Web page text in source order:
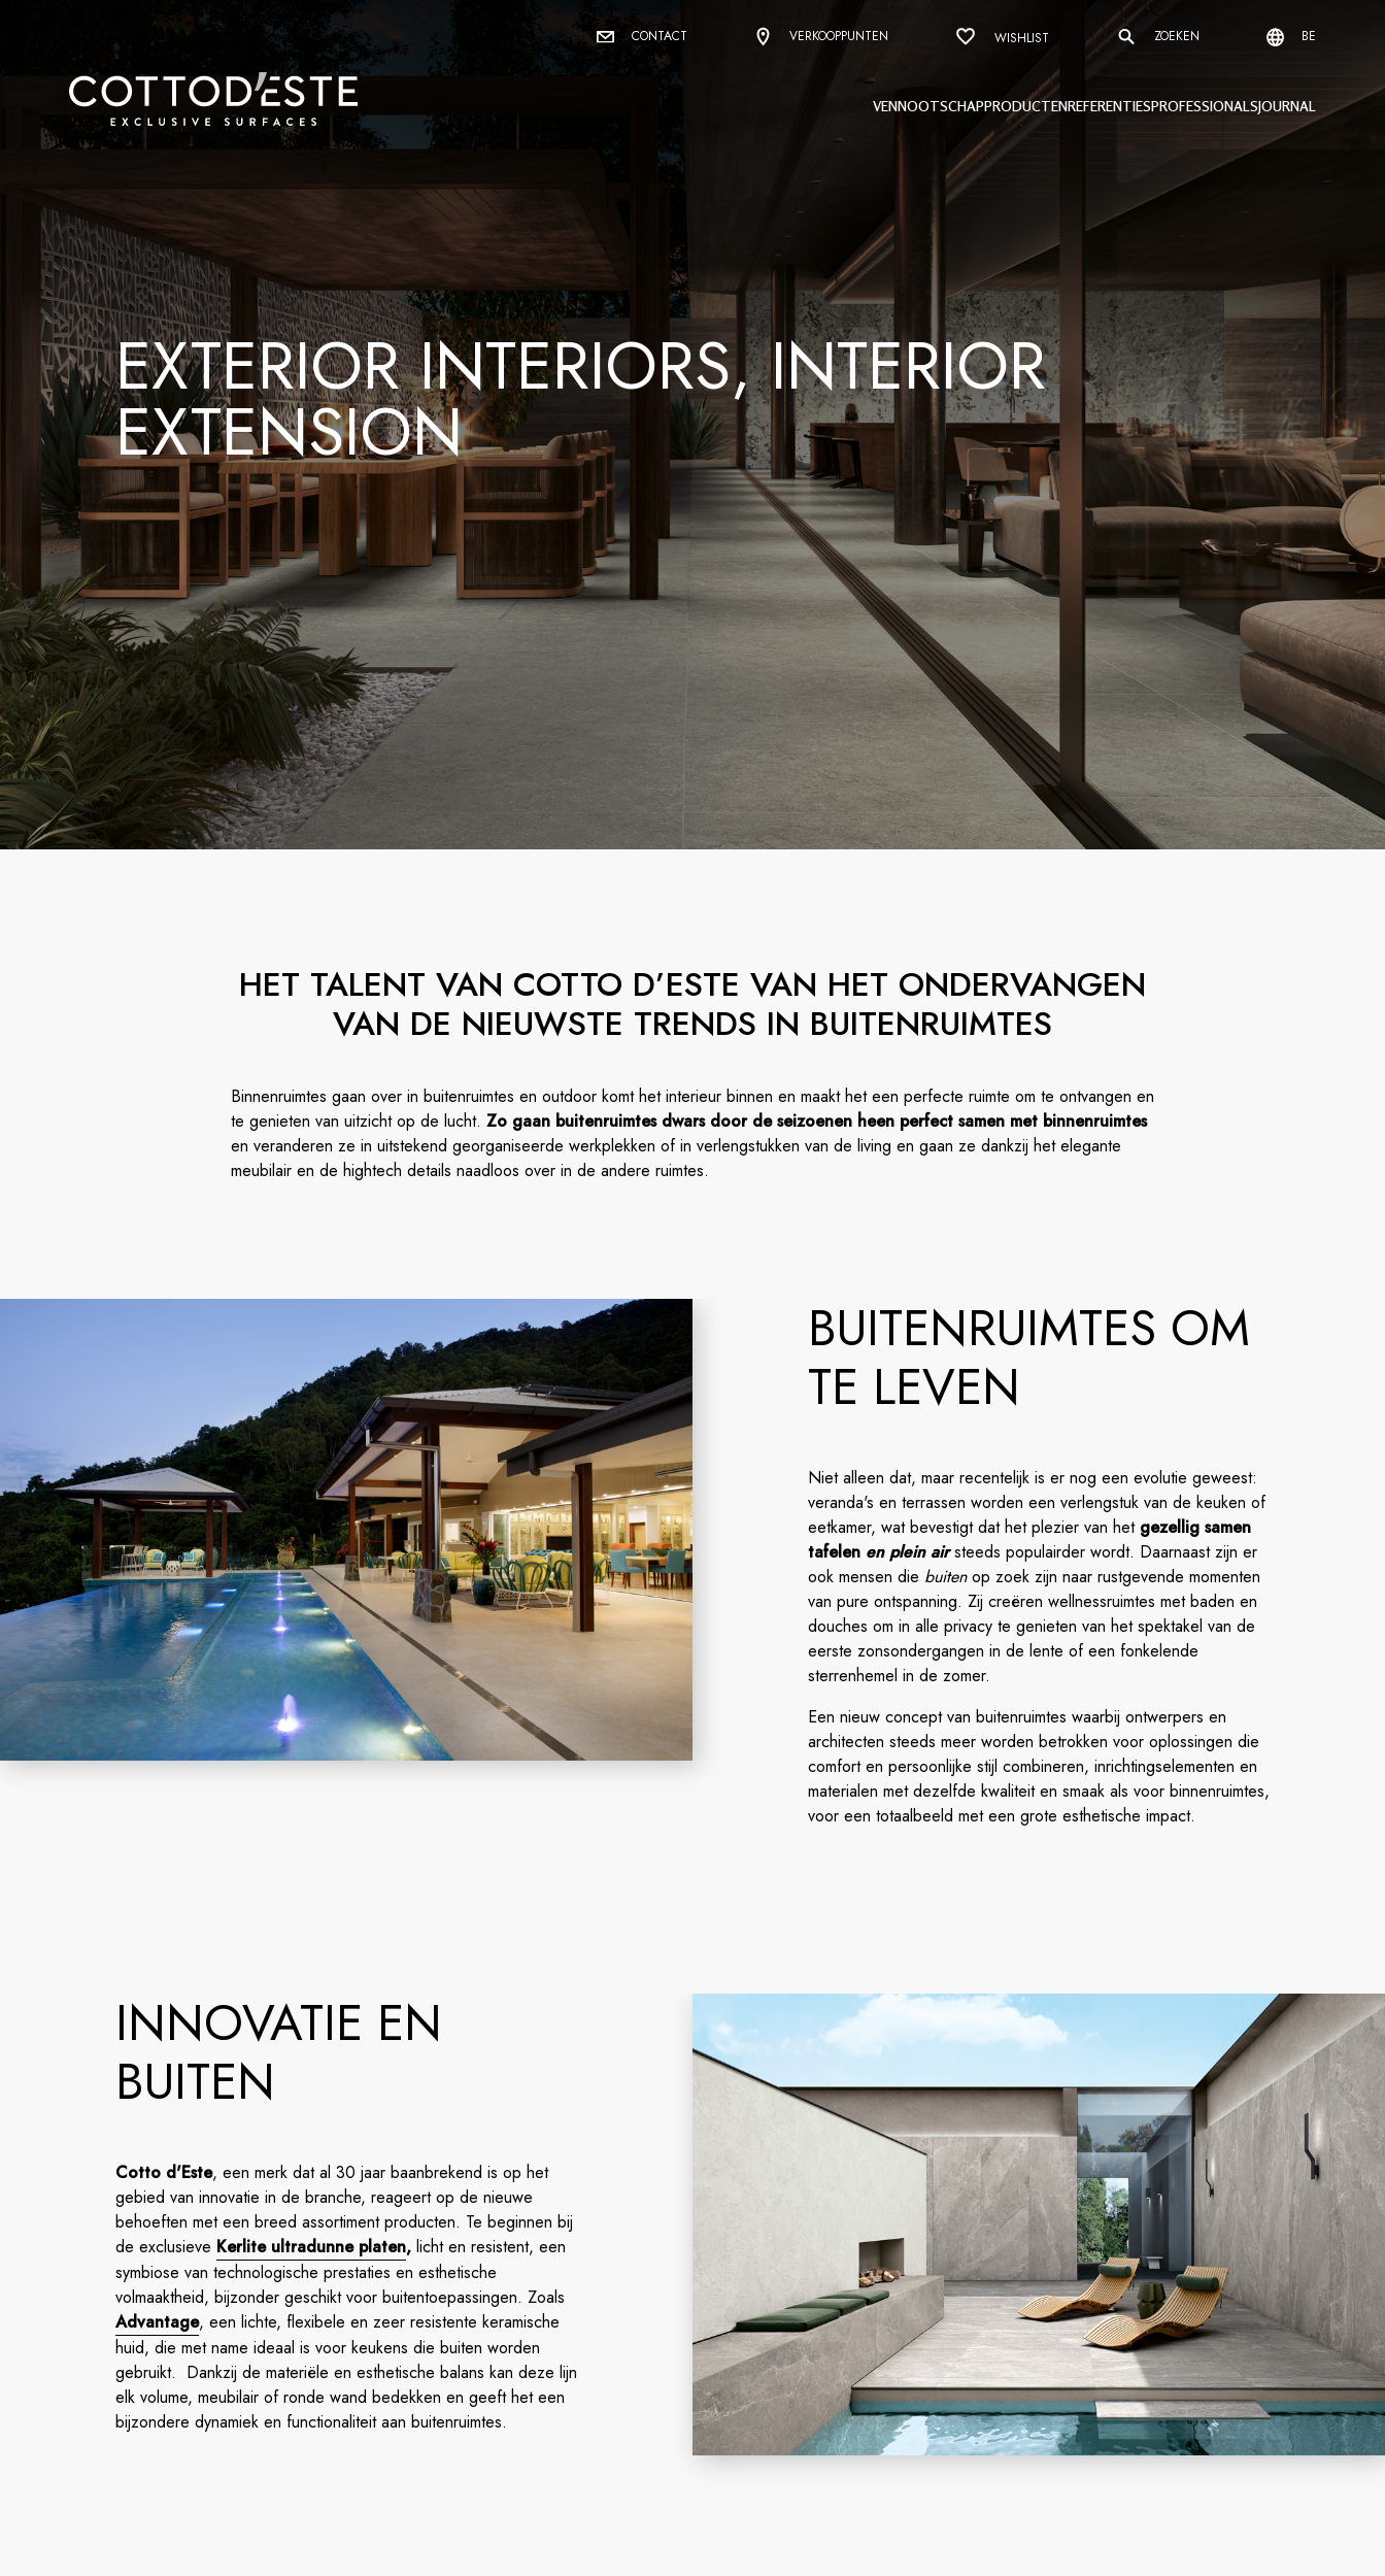
CONTACT VERKOOPPUNTEN WISHLIST ZOEKEN BE
VENNOOTSCHAPPRODUCTENREFERENTIESPROFESSIONALSJOURNAL
EXTERIOR INTERIORS, INTERIOR
EXTENSION
HET TALENT VAN COTTO D’ESTE VAN HET ONDERVANGEN
VAN DE NIEUWSTE TRENDS IN BUITENRUIMTES
Binnenruimtes gaan over in buitenruimtes en outdoor komt het interieur binnen en maakt het een perfecte ruimte om te ontvangen en
te genieten van uitzicht op de lucht. Zo gaan buitenruimtes dwars door de seizoenen heen perfect samen met binnenruimtes
en veranderen ze in uitstekend georganiseerde werkplekken of in verlengstukken van de living en gaan ze dankzij het elegante
meubilair en de hightech details naadloos over in de andere ruimtes.
BUITENRUIMTES OM
TE LEVEN
Niet alleen dat, maar recentelijk is er nog een evolutie geweest:
veranda's en terrassen worden een verlengstuk van de keuken of
eetkamer, wat bevestigt dat het plezier van het gezellig samen
tafelen en plein airsteeds populairder wordt. Daarnaast zijn er
ook mensen die buitenop zoek zijn naar rustgevende momenten
van pure ontspanning. Zij creëren wellnessruimtes met baden en
douches om in alle privacy te genieten van het spektakel van de
eerste zonsondergangen in de lente of een fonkelende
sterrenhemel in de zomer.
Een nieuw concept van buitenruimtes waarbij ontwerpers en
architecten steeds meer worden betrokken voor oplossingen die
comfort en persoonlijke stijl combineren, inrichtingselementen en
materialen met dezelfde kwaliteit en smaak als voor binnenruimtes,
voor een totaalbeeld met een grote esthetische impact.
INNOVATIE EN
BUITEN
Cotto d'Este, een merk dat al 30 jaar baanbrekend is op het
gebied van innovatie in de branche, reageert op de nieuwe
behoeften met een breed assortiment producten. Te beginnen bij
de exclusieve Kerlite ultradunne platen,licht en resistent, een
symbiose van technologische prestaties en esthetische
volmaaktheid, bijzonder geschikt voor buitentoepassingen. Zoals
Advantage, een lichte, flexibele en zeer resistente keramische
huid, die met name ideaal is voor keukens die buiten worden
gebruikt. Dankzij de materiële en esthetische balans kan deze lijn
elk volume, meubilair of ronde wand bedekken en geeft het een
bijzondere dynamiek en functionaliteit aan buitenruimtes.